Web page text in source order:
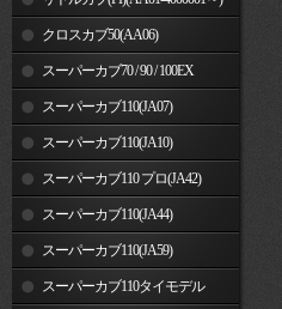
クロスカブ50(AA06)
スーパーカブ70 / 90 / 100EX
スーパーカブ110(JA07)
スーパーカブ110(JA10)
スーパーカブ110 プロ(JA42)
スーパーカブ110(JA44)
スーパーカブ110(JA59)
スーパーカブ110タイモデル